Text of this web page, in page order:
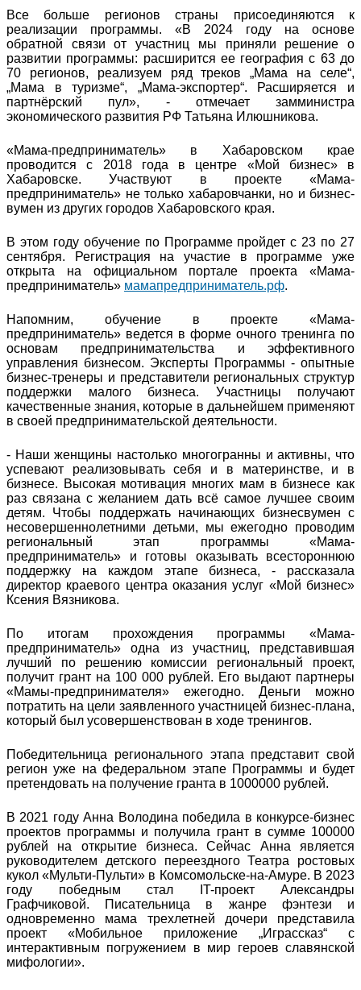
Все больше регионов страны присоединяются к
реализации программы. «В 2024 году на основе
обратной связи от участниц мы приняли решение о
развитии программы: расширится ее география с 63 до
70 регионов, реализуем ряд треков „Мама на селе“,
„Мама в туризме“, „Мама-экспортер“. Расширяется и
партнёрский пул», - отмечает замминистра
экономического развития РФ Татьяна Илюшникова.
«Мама-предприниматель» в Хабаровском крае
проводится с 2018 года в центре «Мой бизнес» в
Хабаровске. Участвуют в проекте «Мама-
предприниматель» не только хабаровчанки, но и бизнес-
вумен из других городов Хабаровского края.
В этом году обучение по Программе пройдет с 23 по 27
сентября. Регистрация на участие в программе уже
открыта на официальном портале проекта «Мама-
предприниматель» мамапредприниматель.рф.
Напомним, обучение в проекте «Мама-
предприниматель» ведется в форме очного тренинга по
основам предпринимательства и эффективного
управления бизнесом. Эксперты Программы - опытные
бизнес-тренеры и представители региональных структур
поддержки малого бизнеса. Участницы получают
качественные знания, которые в дальнейшем применяют
в своей предпринимательской деятельности.
- Наши женщины настолько многогранны и активны, что
успевают реализовывать себя и в материнстве, и в
бизнесе. Высокая мотивация многих мам в бизнесе как
раз связана с желанием дать всё самое лучшее своим
детям. Чтобы поддержать начинающих бизнесвумен с
несовершеннолетними детьми, мы ежегодно проводим
региональный этап программы «Мама-
предприниматель» и готовы оказывать всестороннюю
поддержку на каждом этапе бизнеса, - рассказала
директор краевого центра оказания услуг «Мой бизнес»
Ксения Вязникова.
По итогам прохождения программы «Мама-
предприниматель» одна из участниц, представившая
лучший по решению комиссии региональный проект,
получит грант на 100 000 рублей. Его выдают партнеры
«Мамы-предпринимателя» ежегодно. Деньги можно
потратить на цели заявленного участницей бизнес-плана,
который был усовершенствован в ходе тренингов.
Победительница регионального этапа представит свой
регион уже на федеральном этапе Программы и будет
претендовать на получение гранта в 1000000 рублей.
В 2021 году Анна Володина победила в конкурсе-бизнес
проектов программы и получила грант в сумме 100000
рублей на открытие бизнеса. Сейчас Анна является
руководителем детского переездного Театра ростовых
кукол «Мульти-Пульти» в Комсомольске-на-Амуре. В 2023
году победным стал IT-проект Александры
Графчиковой. Писательница в жанре фэнтези и
одновременно мама трехлетней дочери представила
проект «Мобильное приложение „Играссказ“ с
интерактивным погружением в мир героев славянской
мифологии».